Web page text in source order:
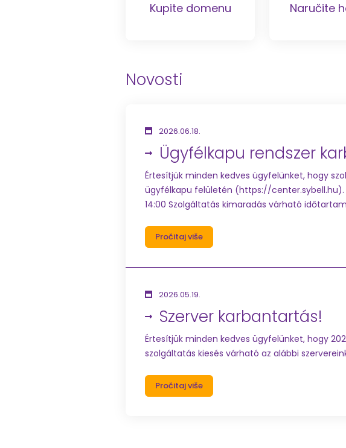
Kupite domenu Naručite
Novosti
2026.06.18.
Ügyfélkapu rendszer
Értesítjük minden kedves ügyfelünket, hogy
ügyfélkapu felületén (https://center.sybell.hu).
14:00 Szolgáltatás kimaradás várható
Pročitaj više
2026.05.19.
Szerver karbantartás!
Értesítjük minden kedves ügyfelünket, hogy
szolgáltatás kiesés várható az alábbi
Pročitaj više